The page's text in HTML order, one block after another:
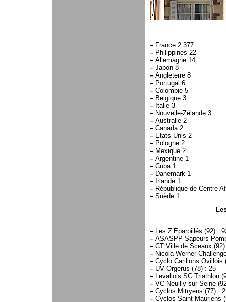
– France 2 377
– Philippines 22
– Allemagne 14
– Japon 8
– Angleterre 8
– Portugal 6
– Colombie 5
– Belgique 3
– Italie 3
– Nouvelle-Zélande 3
– Australie 2
– Canada 2
– Etats Unis 2
– Pologne 2
– Mexique 2
– Argentine 1
– Cuba 1
– Danemark 1
– Irlande 1
– République de Centre
– Suède 1
– Les Z’Eparpillés (92) :
– ASASPP Sapeurs
– CT Ville de Sceaux
– Nicola Werner
– Cyclo Carillons Ovillois
– UV Orgerus (78) : 25
– Levallois SC Triathlon
– VC Neuilly-sur-Seine
– Cyclos Mitryens (77) :
– Cyclos Saint-Mauriens